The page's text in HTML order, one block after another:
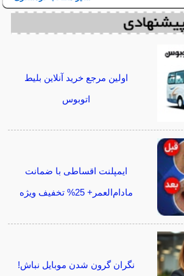
اولین مرجع خرید آنلاین بلیط
اتوبوس
ایمپلنت اقساطی با ضمانت
مادام‌العمر+ 25% تخفیف ویژه
نگران گرون شدن موبایل نباش!